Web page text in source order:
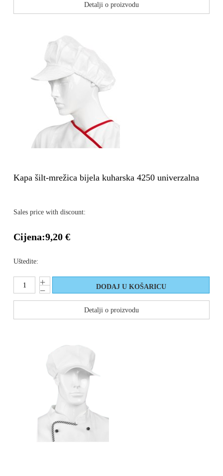
Detalji o proizvodu
Kapa šilt-mrežica bijela kuharska 4250 univerzalna
Sales price with discount:
Cijena:9,20 €
Uštedite:
Detalji o proizvodu